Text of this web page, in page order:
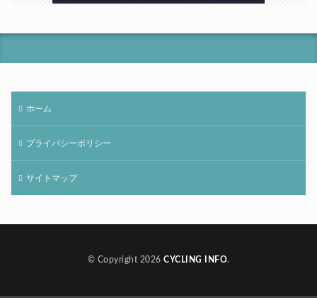
ホーム
プライバシーポリシー
サイトマップ
© Copyright 2026 CYCLING INFO.